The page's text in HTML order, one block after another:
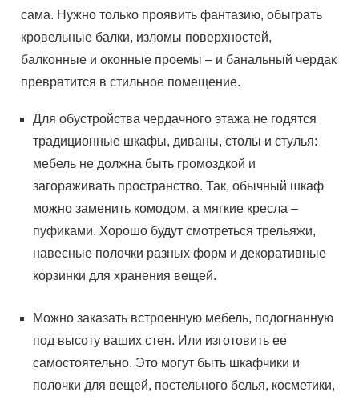
сама. Нужно только проявить фантазию, обыграть
кровельные балки, изломы поверхностей,
балконные и оконные проемы – и банальный чердак
превратится в стильное помещение.
Для обустройства чердачного этажа не годятся
традиционные шкафы, диваны, столы и стулья:
мебель не должна быть громоздкой и
загораживать пространство. Так, обычный шкаф
можно заменить комодом, а мягкие кресла –
пуфиками. Хорошо будут смотреться трельяжи,
навесные полочки разных форм и декоративные
корзинки для хранения вещей.
Можно заказать встроенную мебель, подогнанную
под высоту ваших стен. Или изготовить ее
самостоятельно. Это могут быть шкафчики и
полочки для вещей, постельного белья, косметики,